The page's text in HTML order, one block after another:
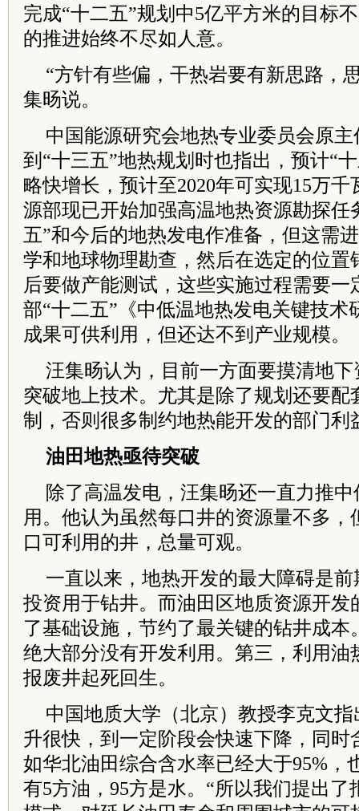
完成“十二五”规划中5亿平方米的目标
的推进始终不尽如人意。
“方针有些偏，干热岩要有新思路，
集旸说。
中国能源研究会地热专业委员会原
到“十三五”地热规划时也指出，预计“
略快增长，预计至2020年可实现15万
源部现已开始加强高温地热资源勘探任
五”和今后的地热发电作准备，但这需
学和地球物理勘查，然后在选定的位置
后要做产能测试，这些实施过程需要一
部“十二五”《中低温地热发电关键技术
成果可供利用，但还达不到产业规模。
汪集旸认为，目前一方面要摸清地
突破地上技术。尤其是除了规划还要配
制，否则很多制约地热能开发的部门利
油田地热亟待突破
除了高温发电，汪集旸还一直力推
用。他认为虽然每口井的资源量不多，
口可利用的井，总量可观。
一直以来，地热开发的最大障碍是
投资用于钻井。而油田区地质资源开发
了基础设施，节约了最关键的钻井成本
绝大部分没有开发利用。第三，利用油
报废井起死回生。
中国地质大学（北京）教授李克文
升很快，到一定阶段会快速下降，同时
如华北油田综合含水率已经大于95%，
有5方油，95方是水。“所以我们提出了